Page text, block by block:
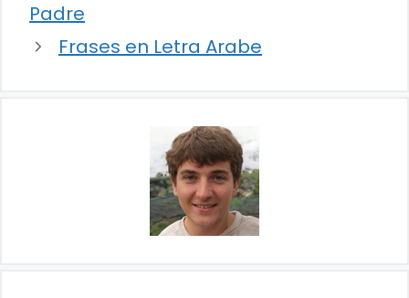
Padre
Frases en Letra Arabe